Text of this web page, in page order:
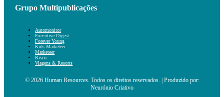
Grupo Multipublicações
Automonitor
Executive Digest
Forever Young
Kids Marketeer
Marketeer
Risco
Viagens & Resorts
© 2026 Human Resources. Todos os direitos reservados. | Produzido por:
Neurónio Criativo